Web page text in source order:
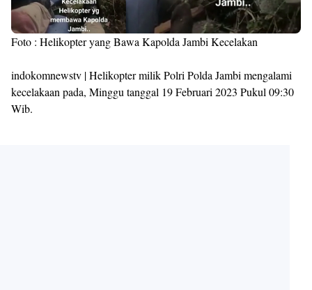
Foto : Helikopter yang Bawa Kapolda Jambi Kecelakan
indokomnewstv | Helikopter milik Polri Polda Jambi mengalami
kecelakaan pada, Minggu tanggal 19 Februari 2023 Pukul 09:30
Wib.